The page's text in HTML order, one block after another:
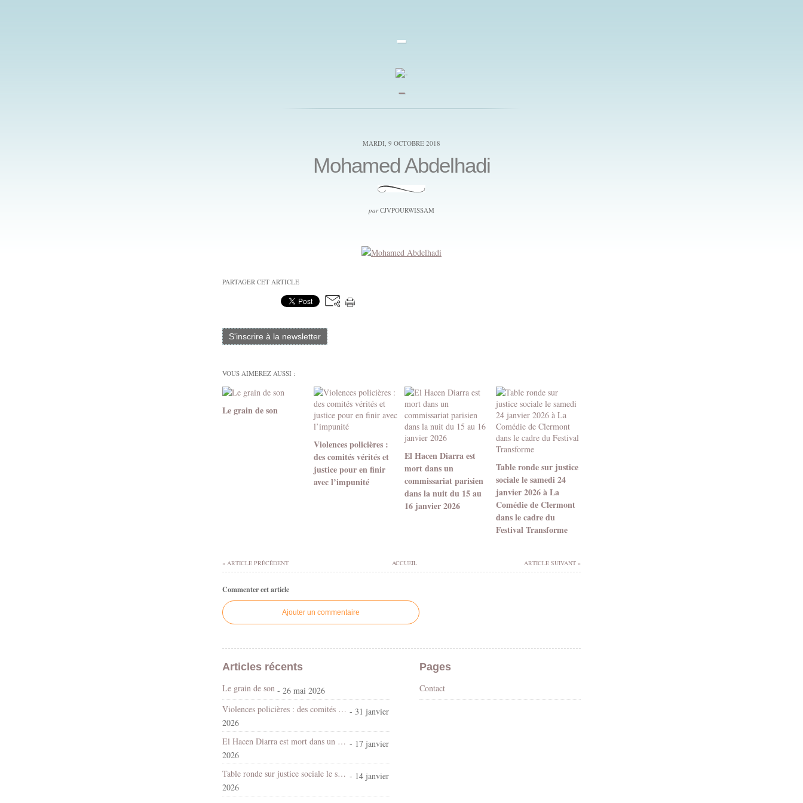
-
_
MARDI, 9 OCTOBRE 2018
Mohamed Abdelhadi
parCJVPOURWISSAM
PARTAGER CET ARTICLE
S'inscrire à la newsletter
VOUS AIMEREZ AUSSI :
Le grain de son
Violences policières :
des comités vérités et
justice pour en finir
avec l’impunité
El Hacen Diarra est
mort dans un
commissariat parisien
dans la nuit du 15 au
16 janvier 2026
Table ronde sur justice
sociale le samedi 24
janvier 2026 à La
Comédie de Clermont
dans le cadre du
Festival Transforme
ACCUEIL
« ARTICLE PRÉCÉDENT ARTICLE SUIVANT »
Commenter cet article
Ajouter un commentaire
Articles récents
Le grain de son - 26 mai 2026
Violences policières : des comités vérités et justice pour en finir avec l’impunité - 31 janvier
2026
El Hacen Diarra est mort dans un commissariat parisien dans la nuit du 15 au 16 janvier 2026 - 17 janvier
2026
Table ronde sur justice sociale le samedi 24 janvier 2026 à La Comédie de Clermont dans le cadre du Festival Transforme - 14 janvier
2026
Pages
Contact